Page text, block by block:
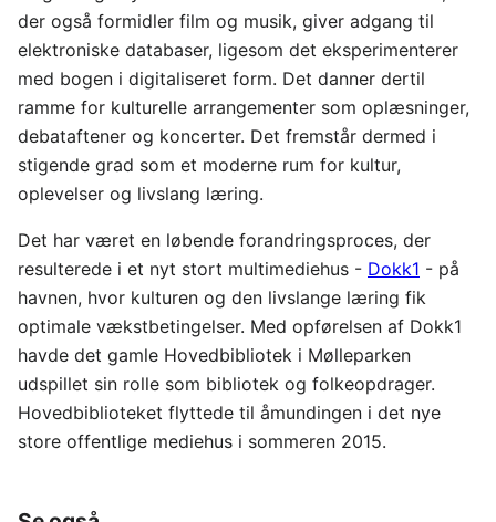
der også formidler film og musik, giver adgang til
elektroniske databaser, ligesom det eksperimenterer
med bogen i digitaliseret form. Det danner dertil
ramme for kulturelle arrangementer som oplæsninger,
debataftener og koncerter. Det fremstår dermed i
stigende grad som et moderne rum for kultur,
oplevelser og livslang læring.
Det har været en løbende forandringsproces, der
resulterede i et nyt stort multimediehus - Dokk1 - på
havnen, hvor kulturen og den livslange læring fik
optimale vækstbetingelser. Med opførelsen af Dokk1
havde det gamle Hovedbibliotek i Mølleparken
udspillet sin rolle som bibliotek og folkeopdrager.
Hovedbiblioteket flyttede til åmundingen i det nye
store offentlige mediehus i sommeren 2015.